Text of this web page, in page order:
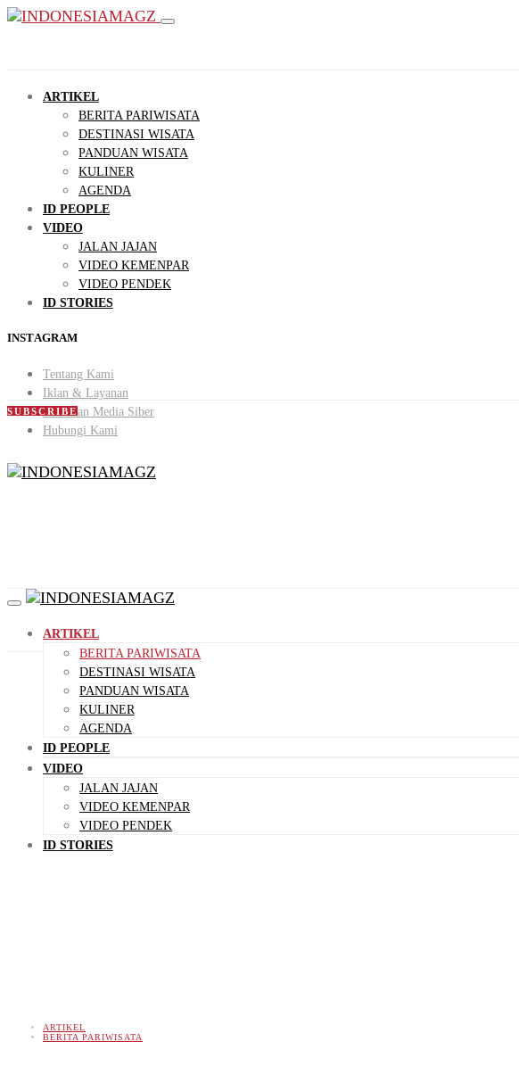
ARTIKEL
BERITA PARIWISATA
DESTINASI WISATA
PANDUAN WISATA
KULINER
AGENDA
ID PEOPLE
VIDEO
JALAN JAJAN
VIDEO KEMENPAR
VIDEO PENDEK
ID STORIES
INSTAGRAM
Tentang Kami
Iklan & Layanan
Pedoman Media Siber
Hubungi Kami
SUBSCRIBE
ARTIKEL
BERITA PARIWISATA
DESTINASI WISATA
PANDUAN WISATA
KULINER
AGENDA
ID PEOPLE
VIDEO
JALAN JAJAN
VIDEO KEMENPAR
VIDEO PENDEK
ID STORIES
ARTIKEL
BERITA PARIWISATA